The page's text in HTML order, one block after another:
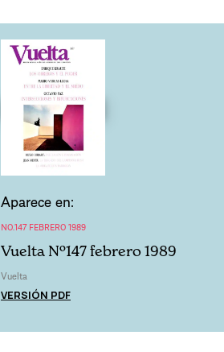
Aparece en:
NO.147 FEBRERO 1989
Vuelta Nº147 febrero 1989
Vuelta
VERSIÓN PDF